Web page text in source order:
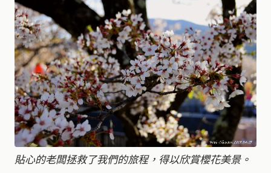
貼心的老闆拯救了我們的旅程，得以欣賞櫻花美景。